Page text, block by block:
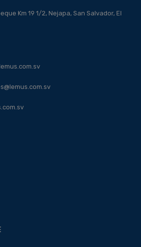
Km 19 1/2, Nejapa, San Salvador, El